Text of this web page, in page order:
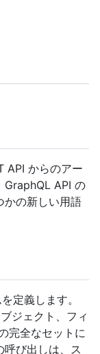
API からのアー
GraphQL API の
かの新しい用語
定義します。
ジェクト、フィ
完全なセットに
び出しは、ス